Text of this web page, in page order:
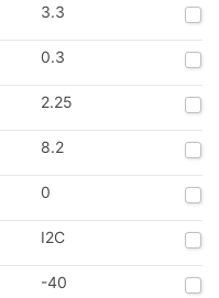
3.3
0.3
2.25
8.2
0
I2C
-40